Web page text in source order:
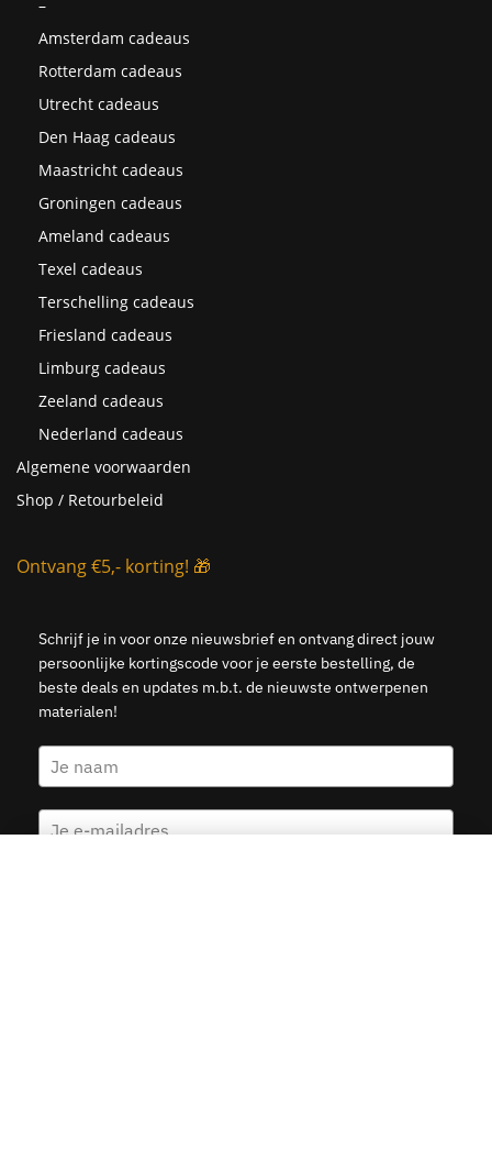
–
Amsterdam cadeaus
Rotterdam cadeaus
Utrecht cadeaus
Den Haag cadeaus
Maastricht cadeaus
Groningen cadeaus
Ameland cadeaus
Texel cadeaus
Terschelling cadeaus
Friesland cadeaus
Limburg cadeaus
Zeeland cadeaus
Nederland cadeaus
Algemene voorwaarden
Shop / Retourbeleid
Ontvang €5,- korting! 🎁
Schrijf je in voor onze nieuwsbrief en ontvang direct jouw
persoonlijke kortingscode voor je eerste bestelling, de
beste deals en updates m.b.t. de nieuwste ontwerpenen
materialen!